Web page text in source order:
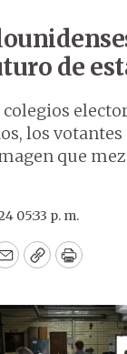
de
los
que
05:33 p. m.
EmailCopyPrint